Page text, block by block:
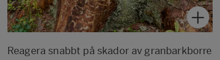
Reagera snabbt på skador av granbarkborre